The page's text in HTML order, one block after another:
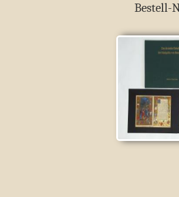
Bestell-